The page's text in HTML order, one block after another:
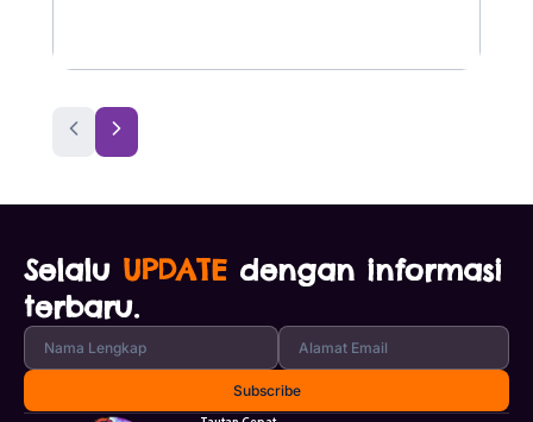
Selalu UPDATE dengan informasi
terbaru.